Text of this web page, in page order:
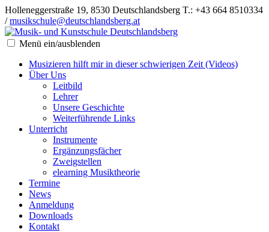
Holleneggerstraße 19, 8530 Deutschlandsberg T.: +43 664 8510334
/musikschule@deutschlandsberg.at
Menü ein/ausblenden
Musizieren hilft mir in dieser schwierigen Zeit (Videos)
Über Uns
Leitbild
Lehrer
Unsere Geschichte
Weiterführende Links
Unterricht
Instrumente
Ergänzungsfächer
Zweigstellen
elearning Musiktheorie
Termine
News
Anmeldung
Downloads
Kontakt